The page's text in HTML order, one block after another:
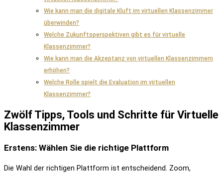
Wie kann man die digitale Kluft im virtuellen Klassenzimmer
überwinden?
Welche Zukunftsperspektiven gibt es für virtuelle
Klassenzimmer?
Wie kann man die Akzeptanz von virtuellen Klassenzimmern
erhöhen?
Welche Rolle spielt die Evaluation im virtuellen
Klassenzimmer?
Zwölf Tipps, Tools und Schritte für Virtuelle
Klassenzimmer
Erstens: Wählen Sie die richtige Plattform
Die Wahl der richtigen Plattform ist entscheidend. Zoom,